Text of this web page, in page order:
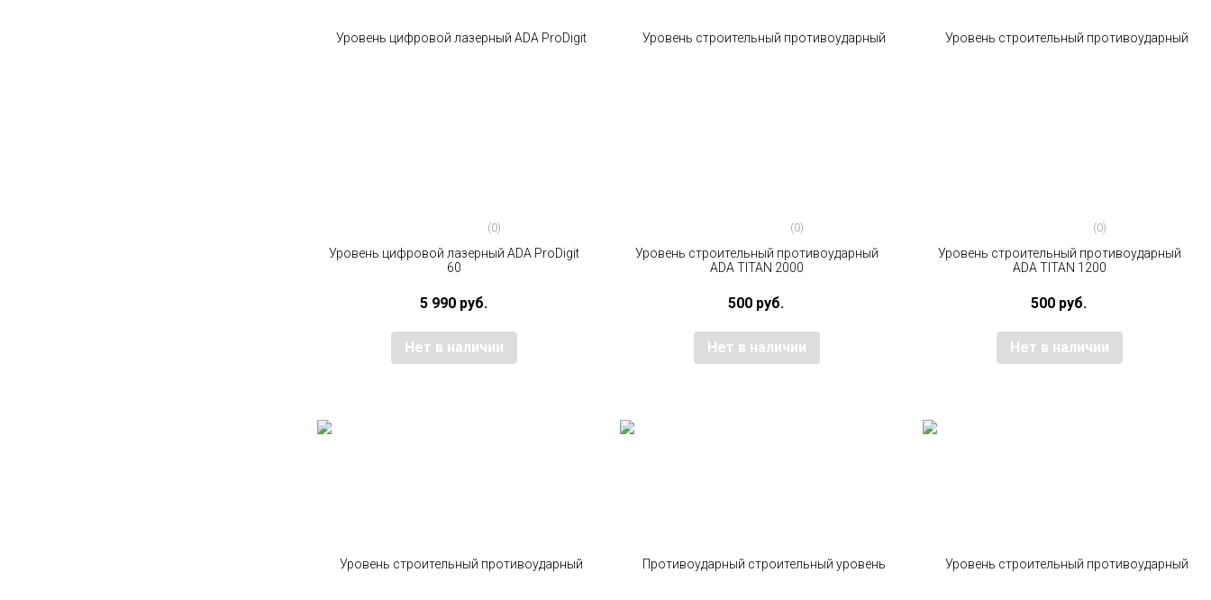
(0)
Уровень цифровой лазерный ADA ProDigit
60
5 990 руб.
Нет в наличии
(0)
Уровень строительный противоударный
ADA TITAN 2000
500 руб.
Нет в наличии
(0)
Уровень строительный противоударный
ADA TITAN 1200
500 руб.
Нет в наличии